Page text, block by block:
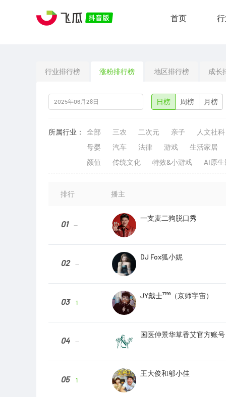
首页
行业排行榜 涨粉排行榜 地区排行榜 成长
日榜 周榜 月榜
所属行业： 全部 三农 二次元 亲子 人文社科
母婴
汽车 法律 游戏 生活家居
颜值
传统文化 特效&小游戏 AI原生
排行 播主
01 --
一支麦二狗脱口秀
02 --
DJ Fox狐小妮
03 1
JY戴士⁷⁷⁹⁹（京师宇宙）
04 --
国医仲景华草香艾官方账号
05 1
王大俊和邬小佳